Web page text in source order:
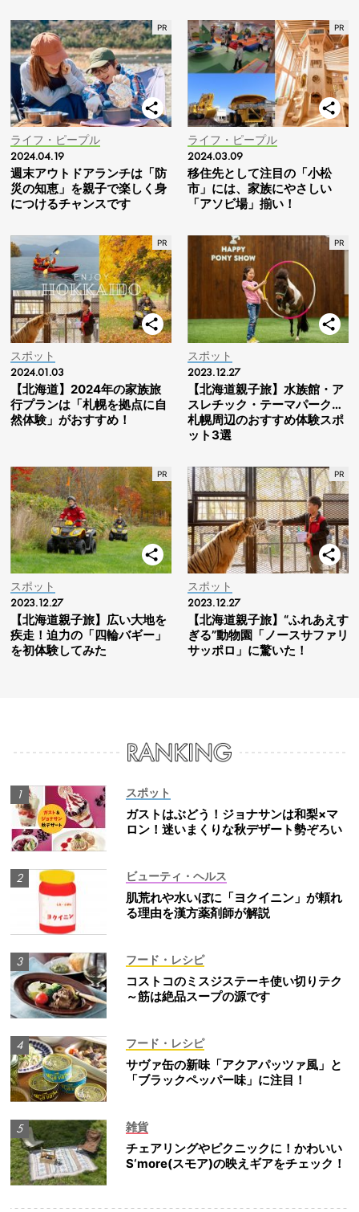
ライフ・ピープル
2024.04.19
週末アウトドアランチは「防
災の知恵」を親子で楽しく身
につけるチャンスです
ライフ・ピープル
2024.03.09
移住先として注目の「小松
市」には、家族にやさしい
「アソビ場」揃い！
スポット
2024.01.03
【北海道】2024年の家族旅
行プランは「札幌を拠点に自
然体験」がおすすめ！
スポット
2023.12.27
【北海道親子旅】水族館・ア
スレチック・テーマパーク…
札幌周辺のおすすめ体験スポ
ット3選
スポット
2023.12.27
【北海道親子旅】広い大地を
疾走！迫力の「四輪バギー」
を初体験してみた
スポット
2023.12.27
【北海道親子旅】“ふれあえす
ぎる”動物園「ノースサファリ
サッポロ」に驚いた！
スポット
ガストはぶどう！ジョナサンは和梨×マ
ロン！迷いまくりな秋デザート勢ぞろい
ビューティ・ヘルス
肌荒れや水いぼに「ヨクイニン」が頼れ
る理由を漢方薬剤師が解説
フード・レシピ
コストコのミスジステーキ使い切りテク
～筋は絶品スープの源です
フード・レシピ
サヴァ缶の新味「アクアパッツァ風」と
「ブラックペッパー味」に注目！
雑貨
チェアリングやピクニックに！かわいい
S‘more(スモア)の映えギアをチェック！